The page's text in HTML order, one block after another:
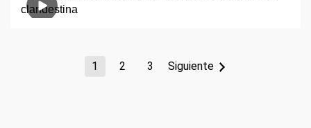
1 2 3 Siguiente